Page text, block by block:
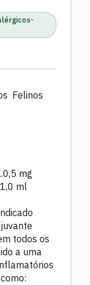
Felinos
mg
ml
todos os
a uma